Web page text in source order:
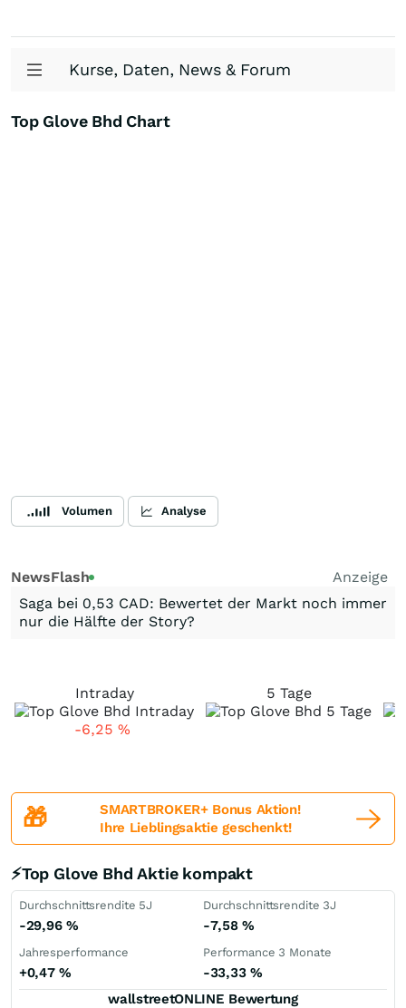
Kurse, Daten, News & Forum
Top Glove Bhd Chart
Volumen Analyse
NewsFlash
Anzeige
Saga bei 0,53 CAD: Bewertet der Markt noch immer
nur die Hälfte der Story?
Intraday
-6,25 %
5 Tage
🎁
SMARTBROKER+ Bonus Aktion!
Ihre Lieblingsaktie geschenkt!
⚡Top Glove Bhd Aktie kompakt
Durchschnittsrendite 5J
-29,96 %
Durchschnittsrendite 3J
-7,58%
Jahresperformance
+0,47%
Performance 3 Monate
-33,33 %
wallstreetONLINE Bewertung